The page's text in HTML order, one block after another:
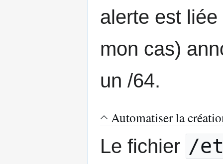
alerte est
mon cas)
un /64.
Automatiser la
Le fichier /